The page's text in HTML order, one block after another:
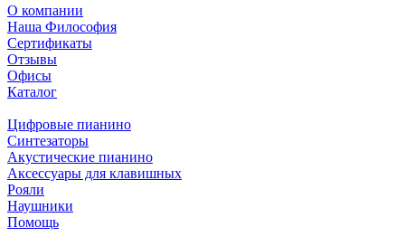
О компании
Наша Философия
Сертификаты
Отзывы
Офисы
Каталог
Цифровые пианино
Синтезаторы
Акустические пианино
Аксессуары для клавишных
Рояли
Наушники
Помощь